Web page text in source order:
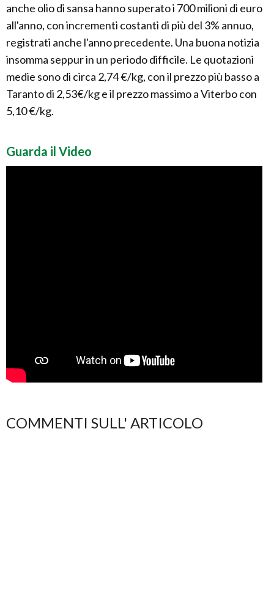
anche olio di sansa hanno superato i 700 milioni di euro
all'anno, con incrementi costanti di più del 3% annuo,
registrati anche l'anno precedente. Una buona notizia
insomma seppur in un periodo difficile. Le quotazioni
medie sono di circa 2,74 €/kg, con il prezzo più basso a
Taranto di 2,53€/kg e il prezzo massimo a Viterbo con
5,10 €/kg.
Guarda il Video
COMMENTI SULL' ARTICOLO